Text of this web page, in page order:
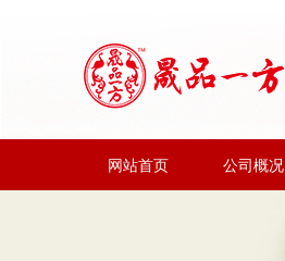
网站首页 公司概况